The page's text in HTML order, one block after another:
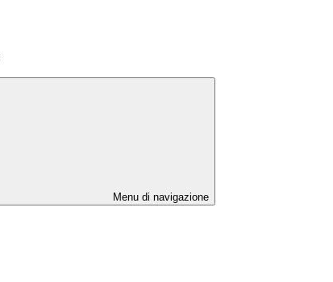
Menu di navigazione